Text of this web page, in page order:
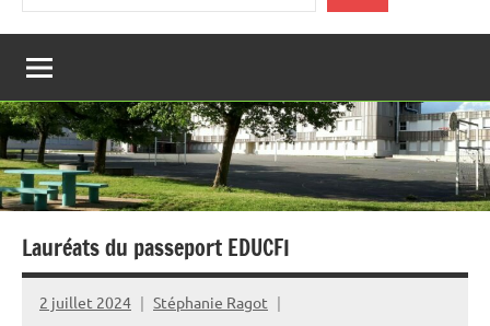
Lauréats du passeport EDUCFI
2 juillet 2024 Stéphanie Ragot